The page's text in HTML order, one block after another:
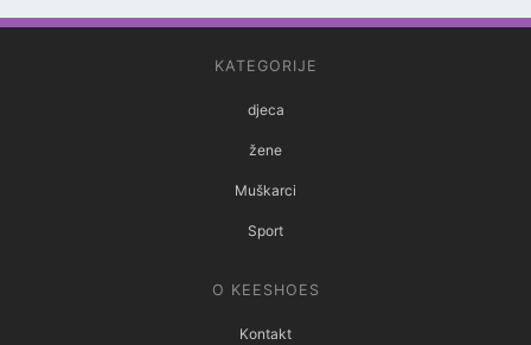
KATEGORIJE
djeca
žene
Muškarci
Sport
O KEESHOES
Kontakt